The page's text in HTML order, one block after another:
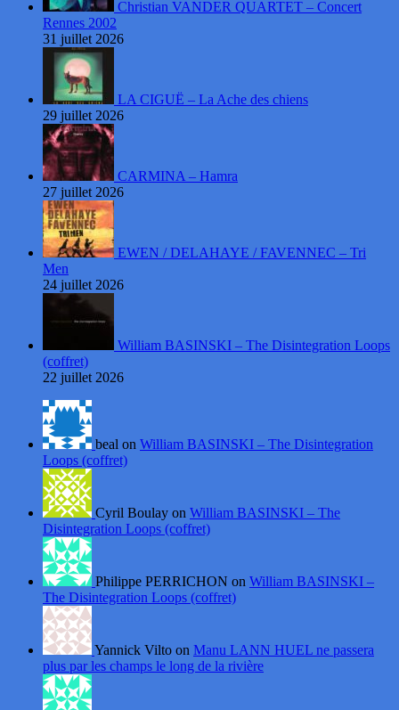
Christian VANDER QUARTET – Concert
Rennes 2002
31 juillet 2026
LA CIGUË – La Ache des chiens
29 juillet 2026
CARMINA – Hamra
27 juillet 2026
EWEN / DELAHAYE / FAVENNEC – Tri
Men
24 juillet 2026
William BASINSKI – The Disintegration Loops
(coffret)
22 juillet 2026
beal on William BASINSKI – The Disintegration
Loops (coffret)
Cyril Boulay on William BASINSKI – The
Disintegration Loops (coffret)
Philippe PERRICHON on William BASINSKI –
The Disintegration Loops (coffret)
Yannick Vilto on Manu LANN HUEL ne passera
plus par les champs le long de la rivière